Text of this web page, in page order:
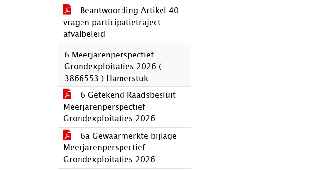
Beantwoording Artikel 40
vragen participatietraject
afvalbeleid
6 Meerjarenperspectief
Grondexploitaties 2026 (
3866553 ) Hamerstuk
6 Getekend Raadsbesluit
Meerjarenperspectief
Grondexploitaties 2026
6a Gewaarmerkte bijlage
Meerjarenperspectief
Grondexploitaties 2026